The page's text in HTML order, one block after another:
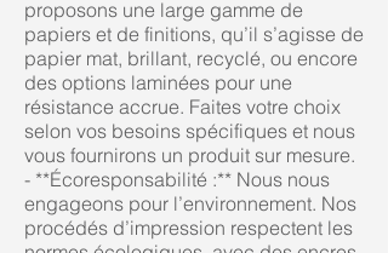
proposons une large gamme de
papiers et de finitions, qu’il s’agisse de
papier mat, brillant, recyclé, ou encore
des options laminées pour une
résistance accrue. Faites votre choix
selon vos besoins spécifiques et nous
vous fournirons un produit sur mesure.
- **Écoresponsabilité :** Nous nous
engageons pour l’environnement. Nos
procédés d’impression respectent les